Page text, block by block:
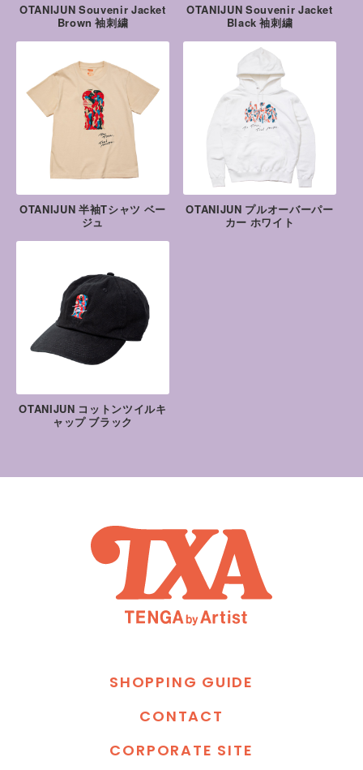
OTANIJUN Souvenir Jacket
Brown 袖刺繍
OTANIJUN Souvenir Jacket
Black 袖刺繍
OTANIJUN 半袖Tシャツ ベー
ジュ
OTANIJUN プルオーバーパー
カー ホワイト
OTANIJUN コットンツイルキ
ャップ ブラック
SHOPPING GUIDE
CONTACT
CORPORATE SITE